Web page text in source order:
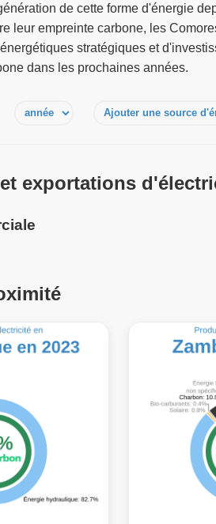
de cette forme d'énergie
leur empreinte carbone, les
stratégiques et
dans les prochaines années.
exportations